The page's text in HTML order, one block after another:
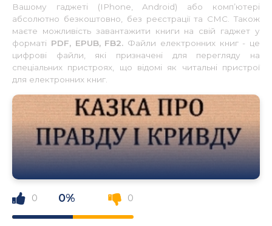
Вашому гаджеті (IPhone, Android) або комп’ютері
абсолютно безкоштовно, без реєстрації та СМС. Також
маєте можливість завантажити книги на свій гаджет у
форматі PDF, EPUB, FB2. Файли електронних книг - це
цифрові файли, які призначені для перегляду на
спеціальних пристроях, що відомі як читальні пристрої
для електронних книг.
0 0% 0